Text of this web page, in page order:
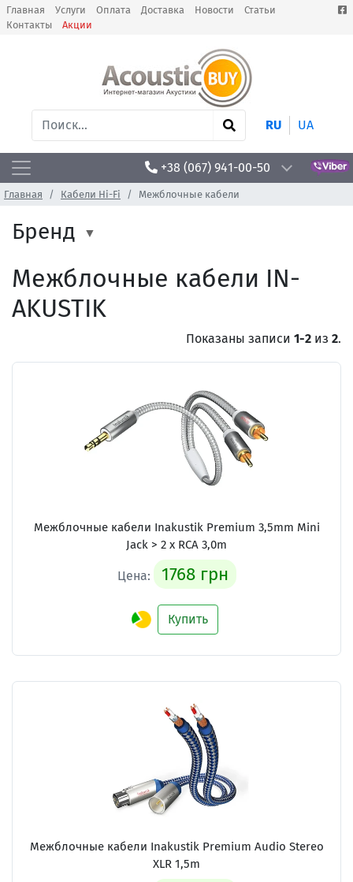
Главная Услуги Оплата Доставка Новости
Статьи
Контакты
Акции
RU UA
+38 (067) 941-00-50
Главная Кабели Hi-Fi Межблочные кабели
Бренд
Межблочные кабели IN-
AKUSTIK
Показаны записи 1-2 из 2.
Межблочные кабели Inakustik Premium 3,5mm Mini
Jack > 2 x RCA 3,0m
Цена: 1768 грн
Купить
Межблочные кабели Inakustik Premium Audio Stereo
XLR 1,5m